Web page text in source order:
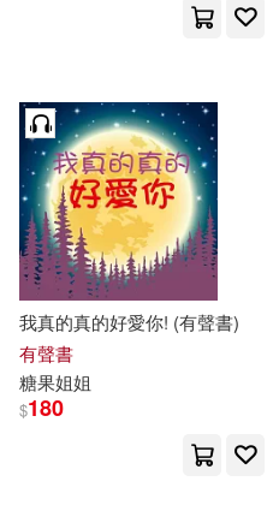
我真的真的好愛你! (有聲書)
有聲書
糖果姐姐
$180